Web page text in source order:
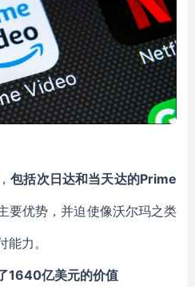
包括次日达和当天达的Prime
要优势，并迫使像沃尔玛之类
力。
1640亿美元的价值